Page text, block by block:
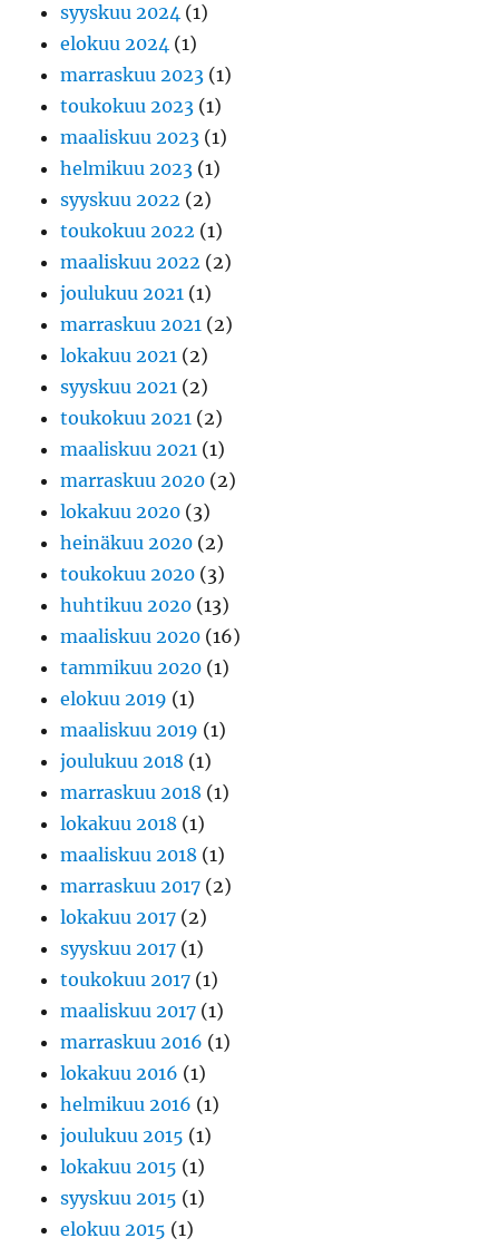
syyskuu 2024 (1)
elokuu 2024 (1)
marraskuu 2023 (1)
toukokuu 2023 (1)
maaliskuu 2023 (1)
helmikuu 2023 (1)
syyskuu 2022 (2)
toukokuu 2022 (1)
maaliskuu 2022 (2)
joulukuu 2021 (1)
marraskuu 2021 (2)
lokakuu 2021 (2)
syyskuu 2021 (2)
toukokuu 2021 (2)
maaliskuu 2021 (1)
marraskuu 2020 (2)
lokakuu 2020 (3)
heinäkuu 2020 (2)
toukokuu 2020 (3)
huhtikuu 2020 (13)
maaliskuu 2020 (16)
tammikuu 2020 (1)
elokuu 2019 (1)
maaliskuu 2019 (1)
joulukuu 2018 (1)
marraskuu 2018 (1)
lokakuu 2018 (1)
maaliskuu 2018 (1)
marraskuu 2017 (2)
lokakuu 2017 (2)
syyskuu 2017 (1)
toukokuu 2017 (1)
maaliskuu 2017 (1)
marraskuu 2016 (1)
lokakuu 2016 (1)
helmikuu 2016 (1)
joulukuu 2015 (1)
lokakuu 2015 (1)
syyskuu 2015 (1)
elokuu 2015 (1)